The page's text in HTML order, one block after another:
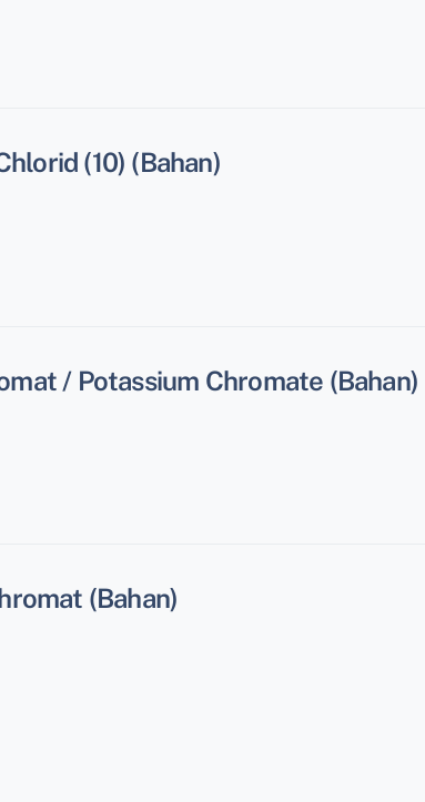
(10) (Bahan)
/ Potassium Chromate (Bahan)
(Bahan)